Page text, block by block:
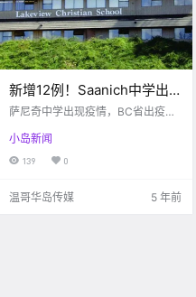
新增12例！Saanich中学出
现疫情感染！！BC省新规出
萨尼奇中学出现疫情，BC省出疫情
小岛新闻
139 0
温哥华岛传媒 5 年前